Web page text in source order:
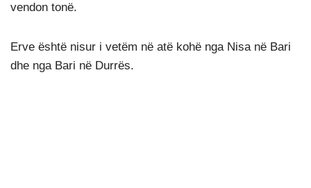
vendon tonë.
Erve është nisur i vetëm në atë kohë nga Nisa në Bari
dhe nga Bari në Durrës.